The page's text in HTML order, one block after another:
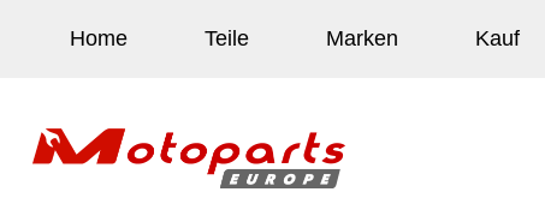
Home Teile Marken Kauf